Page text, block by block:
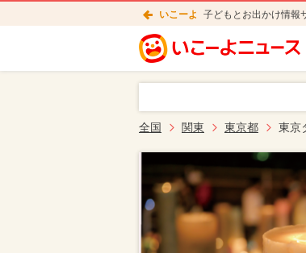
いこーよ 子どもとお出かけ情報
全国 関東 東京都 東京